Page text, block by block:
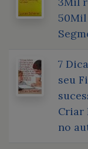
50Mil
7
seu
Criar
no